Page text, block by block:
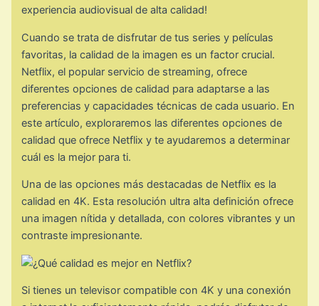
experiencia audiovisual de alta calidad!
Cuando se trata de disfrutar de tus series y películas
favoritas, la calidad de la imagen es un factor crucial.
Netflix, el popular servicio de streaming, ofrece
diferentes opciones de calidad para adaptarse a las
preferencias y capacidades técnicas de cada usuario. En
este artículo, exploraremos las diferentes opciones de
calidad que ofrece Netflix y te ayudaremos a determinar
cuál es la mejor para ti.
Una de las opciones más destacadas de Netflix es la
calidad en 4K. Esta resolución ultra alta definición ofrece
una imagen nítida y detallada, con colores vibrantes y un
contraste impresionante.
Si tienes un televisor compatible con 4K y una conexión